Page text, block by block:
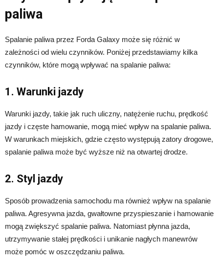
paliwa
Spalanie paliwa przez Forda Galaxy może się różnić w
zależności od wielu czynników. Poniżej przedstawiamy kilka
czynników, które mogą wpływać na spalanie paliwa:
1. Warunki jazdy
Warunki jazdy, takie jak ruch uliczny, natężenie ruchu, prędkość
jazdy i częste hamowanie, mogą mieć wpływ na spalanie paliwa.
W warunkach miejskich, gdzie często występują zatory drogowe,
spalanie paliwa może być wyższe niż na otwartej drodze.
2. Styl jazdy
Sposób prowadzenia samochodu ma również wpływ na spalanie
paliwa. Agresywna jazda, gwałtowne przyspieszanie i hamowanie
mogą zwiększyć spalanie paliwa. Natomiast płynna jazda,
utrzymywanie stałej prędkości i unikanie nagłych manewrów
może pomóc w oszczędzaniu paliwa.